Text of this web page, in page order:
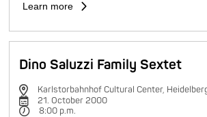
Learn more
Dino Saluzzi Family Sextet
Karlstorbahnhof Cultural Center,
21. October 2000
8:00 p.m.